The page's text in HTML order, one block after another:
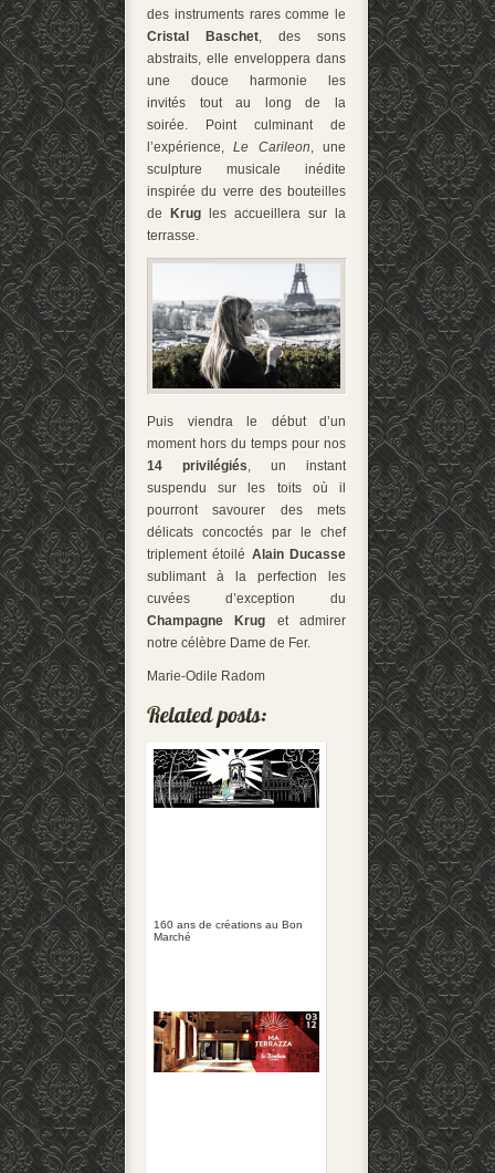
des instruments rares comme le
Cristal Baschet , des sons
abstraits, elle enveloppera dans
une douce harmonie les
invités tout au long de la
soirée. Point culminant de
l’expérience,Le Carileon, une
sculpture musicale inédite
inspirée du verre des bouteilles
de Krug les accueillera sur la
terrasse.
Puis viendra le début d’un
moment hors du temps pour nos
14 privilégiés , un instant
suspendu sur les toits où il
pourront savourer des mets
délicats concoctés par le chef
triplement étoilé Alain Ducasse
sublimant à la perfection les
cuvées d’exception du
Champagne Krug et admirer
notre célèbre Dame de Fer.
Marie-Odile Radom
160 ans de créations au Bon
Marché